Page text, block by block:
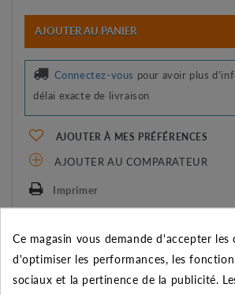
AJOUTER AU PANIER
Connectez-vous pour avoir plus
délai exacte de livraison
AJOUTER À MES PRÉFÉRENCES
AJOUTER AU COMPARATEUR
Imprimer
REMISE SUR LA QUANTITÉ
Appliquée dans le panier
Ce magasin vous demande d'accepter les
d'optimiser les performances, les
sociaux et la pertinence de la publicité.